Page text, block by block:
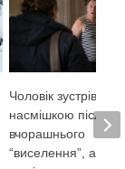
Чоловік зустрів
насмішкою після
вчорашнього
“виселення”, але